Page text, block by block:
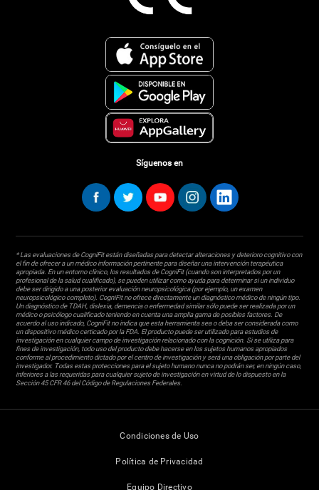
Síguenos en
* Las evaluaciones de CogniFit están diseñadas para detectar alteraciones y deterioro cognitivo con
el fin de ofrecer a un médico información pertinente para diseñar una intervención terapéutica
apropiada. En un entorno clínico, los resultados de CogniFit (cuando son interpretados por un
profesional de la salud cualificado), se pueden utilizar como ayuda para determinar si un individuo
debe ser dirigido a una posterior evaluación neuropsicológica (por ejemplo, un examen
neuropsicológico completo). CogniFit no ofrece directamente un diagnóstico médico de ningún tipo.
Un diagnóstico de TDAH, dislexia, demencia o enfermedad similar sólo puede ser realizada por un
médico o psicólogo cualificado teniendo en cuenta una amplia gama de posibles factores. De
acuerdo al uso indicado, CogniFit no indica que esta herramienta sea o deba ser considerada como
un dispositivo médico certicado por la FDA. El producto puede ser utilizado para estudios de
investigación en cualquier campo de investigación relacionado con la cognición. Si se utiliza para
fines de investigación, todo uso del producto debe hacerse en los sujetos humanos apropiados
conforme al procedimiento dictado por el centro de investigación y será una obligación por parte del
investigador. Todas estas protecciones para el sujeto humano nunca no podrán ser, en ningún caso,
inferiores a las requeridas para cualquier sujeto de investigación en virtud de lo dispuesto en la
Sección 45 CFR 46 del Código de Regulaciones Federales.
Condiciones de Uso
Política de Privacidad
Equipo Directivo